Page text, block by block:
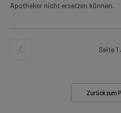
Apotheker nicht ersetzen können.
Seite 1
Zurück zum